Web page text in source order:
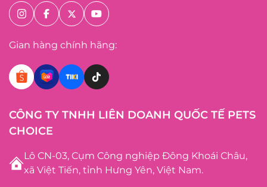
Gian hàng chính hãng:
CÔNG TY TNHH LIÊN DOANH QUỐC TẾ PETS
CHOICE
Lô CN-03, Cụm Công nghiệp Đông Khoái Châu,
xã Việt Tiến, tỉnh Hưng Yên, Việt Nam.